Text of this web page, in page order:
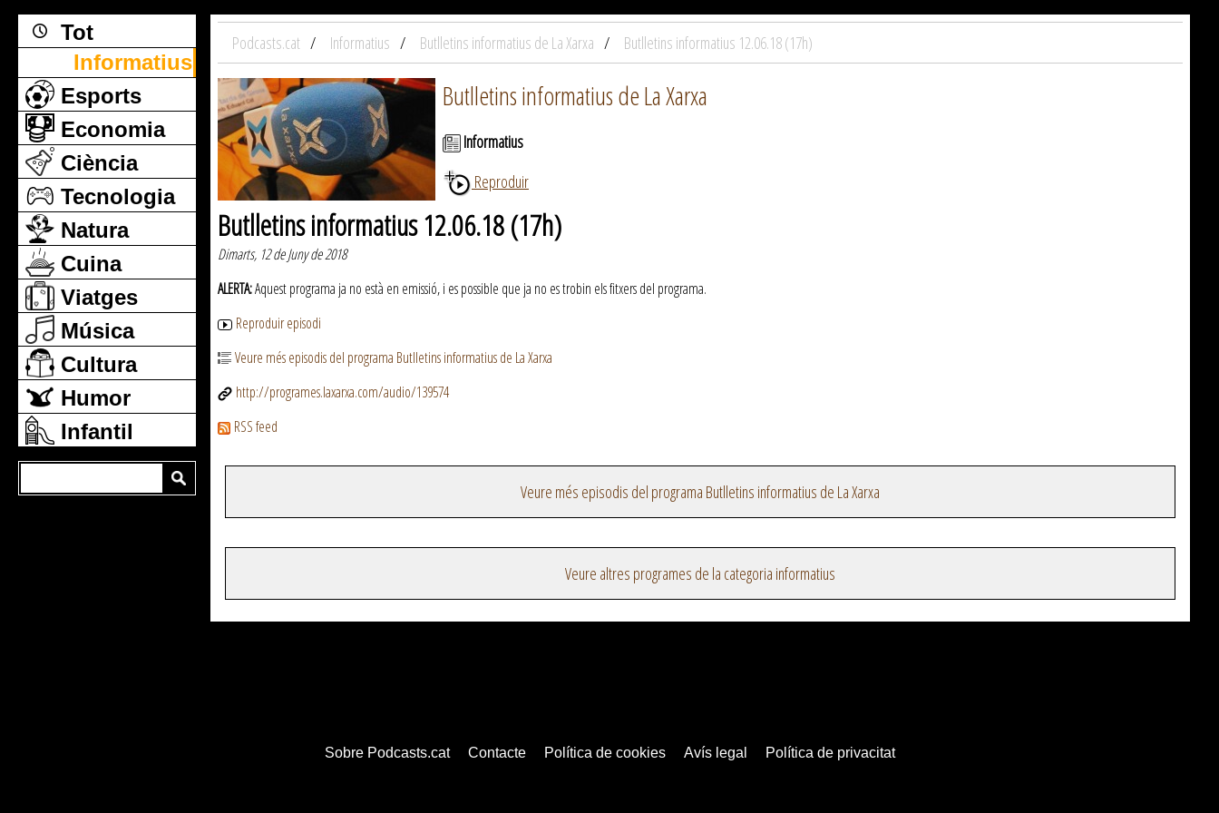
Tot
Informatius
Esports
Economia
Ciència
Tecnologia
Natura
Cuina
Viatges
Música
Cultura
Humor
Infantil
Podcasts.cat Informatius Butlletins informatius de La Xarxa Butlletins informatius 12.06.18 (17h)
Butlletins informatius de La Xarxa
Informatius
Reproduir
Butlletins informatius 12.06.18 (17h)
Dimarts, 12 de Juny de 2018
ALERTA:Aquest programa ja no està en emissió, i es possible que ja no es trobin els fitxers del programa.
Reproduir episodi
Veure més episodis del programa Butlletins informatius de La Xarxa
http://programes.laxarxa.com/audio/139574
RSS feed
Veure més episodis del programa Butlletins informatius de La Xarxa
Veure altres programes de la categoria informatius
Sobre Podcasts.cat Contacte Política de cookies Avís legal Política de privacitat